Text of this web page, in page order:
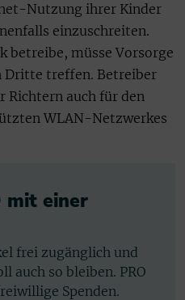
Nutzung ihrer Kinder
einzuschreiten.
betreibe, müsse Vorsorge
Dritte treffen. Betreiber
Richtern auch für den
WLAN-Netzwerkes
mit einer
frei zugänglich und
auch so bleiben. PRO
Spenden.